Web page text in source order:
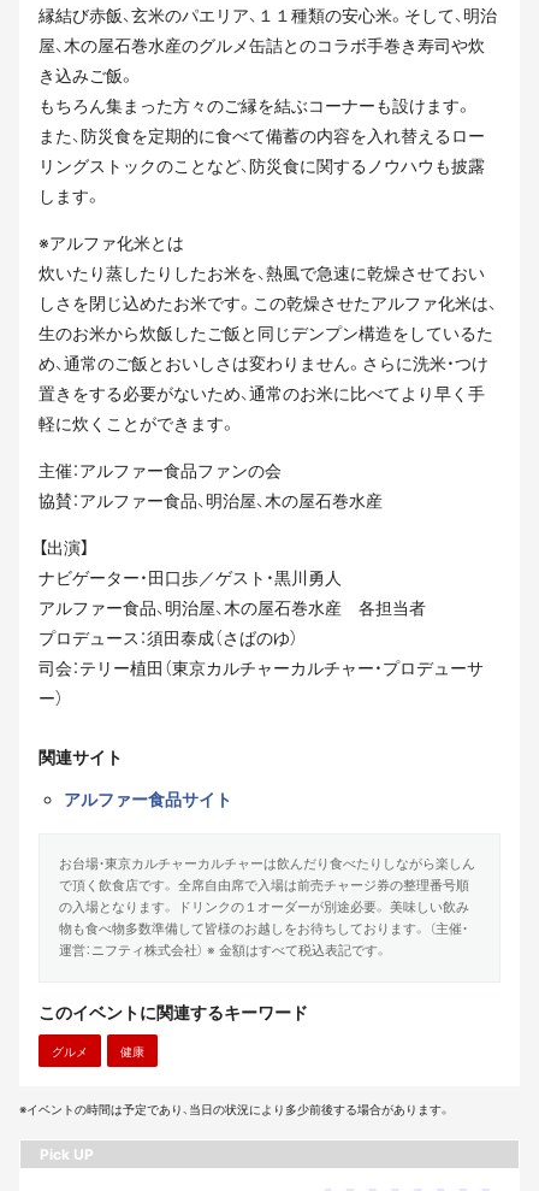
縁結び赤飯、玄米のパエリア、１１種類の安心米。そして、明治
屋、木の屋石巻水産のグルメ缶詰とのコラボ手巻き寿司や炊
き込みご飯。
もちろん集まった方々のご縁を結ぶコーナーも設けます。
また、防災食を定期的に食べて備蓄の内容を入れ替えるロー
リングストックのことなど、防災食に関するノウハウも披露
します。
※アルファ化米とは
炊いたり蒸したりしたお米を、熱風で急速に乾燥させておい
しさを閉じ込めたお米です。この乾燥させたアルファ化米は、
生のお米から炊飯したご飯と同じデンプン構造をしているた
め、通常のご飯とおいしさは変わりません。さらに洗米・つけ
置きをする必要がないため、通常のお米に比べてより早く手
軽に炊くことができます。
主催：アルファー食品ファンの会
協賛：アルファー食品、明治屋、木の屋石巻水産
【出演】
ナビゲーター・田口歩／ゲスト・黒川勇人
アルファー食品、明治屋、木の屋石巻水産 各担当者
プロデュース：須田泰成（さばのゆ）
司会：テリー植田（東京カルチャーカルチャー・プロデューサ
ー）
関連サイト
アルファー食品サイト
お台場・東京カルチャーカルチャーは飲んだり食べたりしながら楽しん
で頂く飲食店です。 全席自由席で入場は前売チャージ券の整理番号順
の入場となります。 ドリンクの１オーダーが別途必要。 美味しい飲み
物も食べ物多数準備して皆様のお越しをお待ちしております。 （主催・
運営：ニフティ株式会社） ※ 金額はすべて税込表記です。
このイベントに関連するキーワード
グルメ 健康
※イベントの時間は予定であり、当日の状況により多少前後する場合があります。
Pick UP